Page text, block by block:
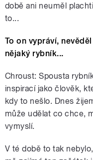
době ani neuměl
to...
To on vypráví,
nějaký rybník...
Chroust: Spousta
inspirací jako člověk,
kdy to nešlo. Dnes
může udělat co chce,
vymyslí.
V té době to tak